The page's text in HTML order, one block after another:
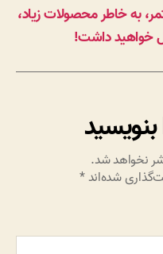
به خاطر محصولات زیاد،
خواهید داشت!
نخواهد شد.
شده‌اند*